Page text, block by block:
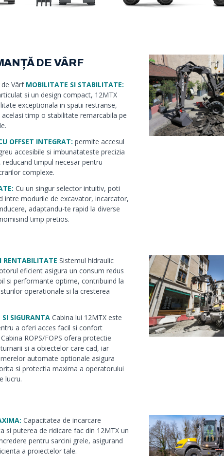
DE VÂRF
Vârf MOBILITATE SI STABILITATE:
si un design compact, 12MTX
exceptionala in spatii restranse,
timp o stabilitate remarcabila pe
OFFSET INTEGRAT: permite accesul
accesibile si imbunatateste precizia
timpul necesar pentru
complexe.
Cu un singur selector intuitiv, poti
intre modurile de excavator, incarcator,
adaptandu-te rapid la diverse
timp pretios.
RENTABILITATE Sistemul hidraulic
eficient asigura un consum redus
si performante optime, contribuind la
operationale si la cresterea
SI SIGURANTA Cabina lui 12MTX este
a oferi acces facil si confort
ROPS/FOPS ofera protectie
si a obiectelor care cad, iar
automate optionale asigura
si protectia maxima a operatorului
lucru.
Capacitatea de incarcare
si puterea de ridicare fac din 12MTX un
pentru sarcini grele, asigurand
a proiectelor tale.